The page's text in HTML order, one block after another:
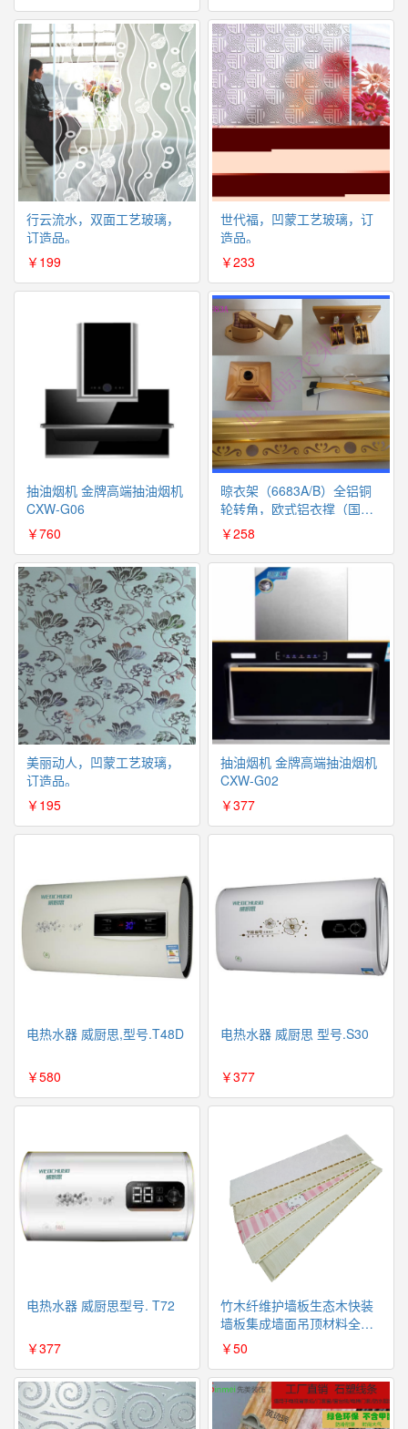
行云流水，双面工艺玻璃，
订造品。
￥199
世代福，凹蒙工艺玻璃，订
造品。
￥233
抽油烟机 金牌高端抽油烟机
CXW-G06
￥760
晾衣架（6683A/B）全铝铜
轮转角，欧式铝衣撑（国内
包邮）
￥258
美丽动人，凹蒙工艺玻璃，
订造品。
￥195
抽油烟机 金牌高端抽油烟机
CXW-G02
￥377
电热水器 威厨思,型号.T48D
￥580
电热水器 威厨思 型号.S30
￥377
电热水器 威厨思型号. T72
￥377
竹木纤维护墙板生态木快装
墙板集成墙面吊顶材料全屋
整装（不包邮）
￥50